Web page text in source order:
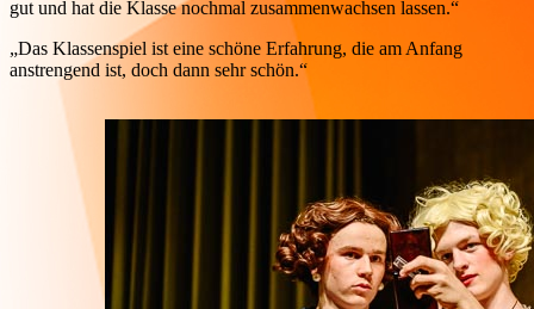
gut und hat die Klasse nochmal zusammenwachsen lassen.“
„Das Klassenspiel ist eine schöne Erfahrung, die am Anfang
anstrengend ist, doch dann sehr schön.“